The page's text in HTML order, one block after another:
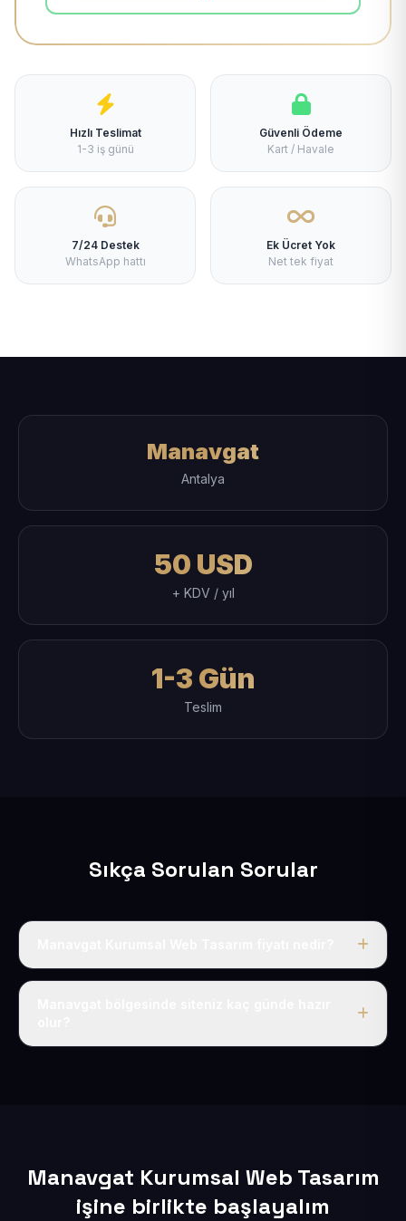
Hızlı Teslimat
1-3 iş günü
Güvenli Ödeme
Kart / Havale
7/24 Destek
WhatsApp hattı
Ek Ücret Yok
Net tek fiyat
Manavgat
Antalya
50 USD
+ KDV / yıl
1-3 Gün
Teslim
Sıkça Sorulan Sorular
Tek fiyat uygulanır: yıllık 50 USD + KDV. Bu bedele alan
Manavgat Kurumsal Web Tasarım
işine birlikte başlayalım